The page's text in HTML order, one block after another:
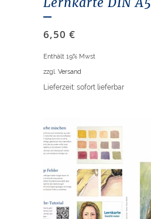
6,50 €
Enthält 19% Mwst
zzgl. Versand
Lieferzeit: sofort lieferbar